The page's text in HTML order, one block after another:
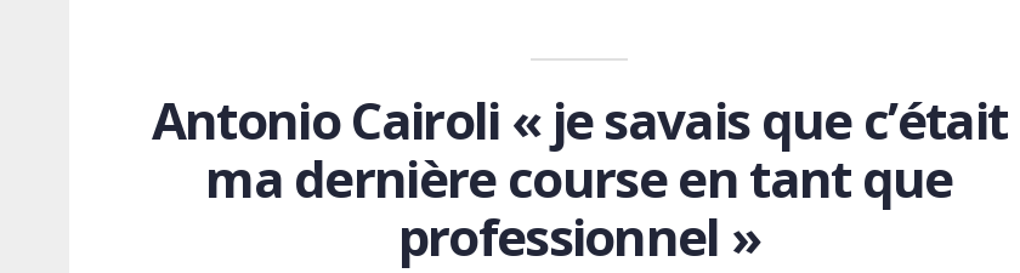
Antonio Cairoli « je savais que c’était
ma dernière course en tant que
professionnel »